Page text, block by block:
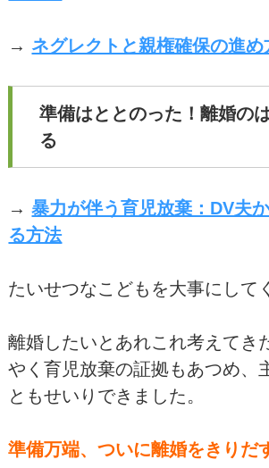
→ ネグレクトと親権確保の進め
準備はととのった！離婚の
る
→暴力が伴う育児放棄：DV夫
る方法
たいせつなこどもを大事にして
離婚したいとあれこれ考えてき
やく育児放棄の証拠もあつめ、
ともせいりできました。
準備万端、ついに離婚をきりだ